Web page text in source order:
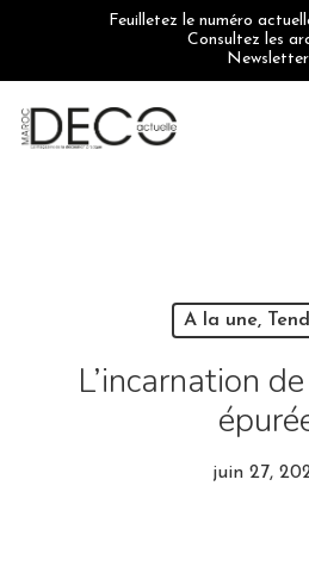
Feuilletez le numéro
Consultez les
Newsletter
A la une,
L’incarnation
juin 27,